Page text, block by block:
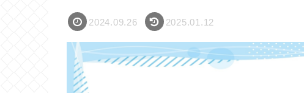
2024.09.26 2025.01.12